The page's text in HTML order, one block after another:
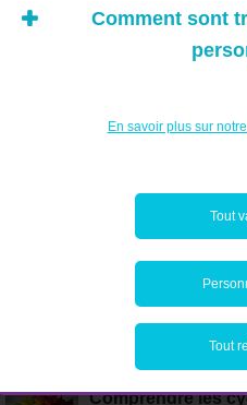
TPE et TVA: le
Tout savoir sur le
Comprendre les
Comment sont
En savoir plus sur
Tout
Tout